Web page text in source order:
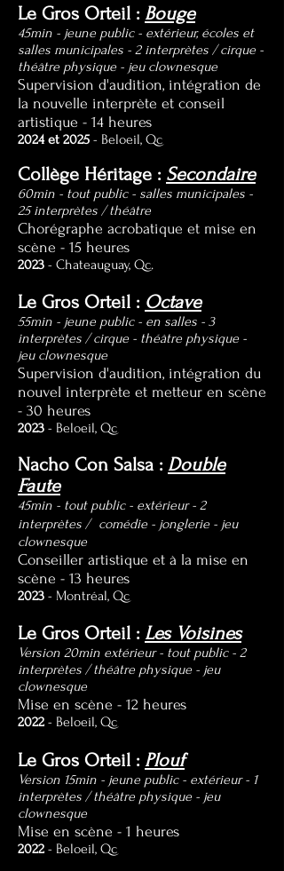
Le Gros Orteil : Bouge
45min - jeune public - extérieur, écoles et
salles municipales - 2 interprètes / cirque -
théâtre physique - jeu clownesque
Supervision d'audition, intégration de
la nouvelle interprète et conseil
artistique - 14 heures
2024 et 2025 - Beloeil, Qc
Collège Héritage : Secondaire
60min - tout public - salles municipales -
25 interprètes / théâtre
Chorégraphe acrobatique et mise en
scène - 15 heures
2023 - Chateauguay, Qc.
Le Gros Orteil : Octave
55min - jeune public - en salles - 3
interprètes / cirque - théâtre physique -
jeu clownesque
Supervision d'audition, intégration du
nouvel interprète et metteur en scène
- 30 heures
2023 - Beloeil, Qc
Nacho Con Salsa : Double
Faute
45min - tout public - extérieur - 2
interprètes / comédie - jonglerie - jeu
clownesque
Conseiller artistique et à la mise en
scène - 13 heures
2023 - Montréal, Qc
Le Gros Orteil : Les Voisines
Version 20min extérieur - tout public - 2
interprètes / théâtre physique - jeu
clownesque
Mise en scène - 12 heures
2022 - Beloeil, Qc
Le Gros Orteil : Plouf
Version 15min - jeune public - extérieur - 1
interprètes / théâtre physique - jeu
clownesque
Mise en scène - 1 heures
2022 - Beloeil, Qc